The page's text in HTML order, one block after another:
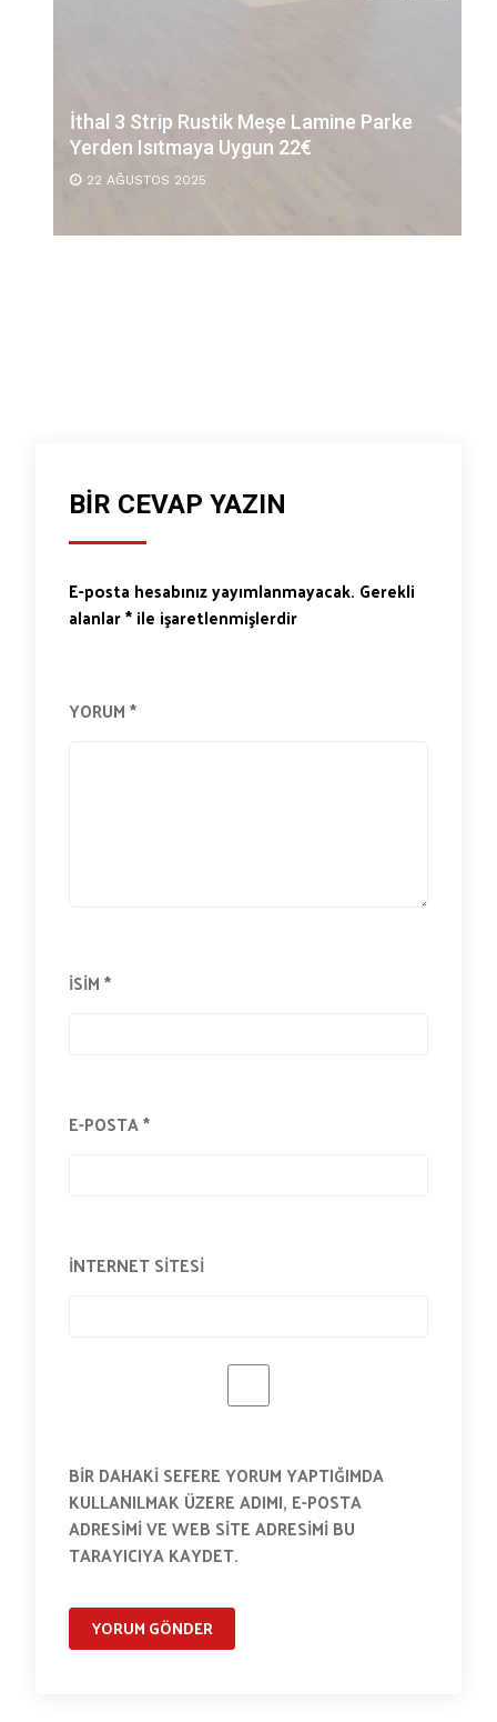
İthal 3 Strip Rustik Meşe Lamine Parke
Yerden Isıtmaya Uygun 22€
22 AĞUSTOS 2025
BIR CEVAP YAZIN
E-posta hesabınız yayımlanmayacak. Gerekli
alanlar*ile işaretlenmişlerdir
YORUM*
İSIM*
E-POSTA*
İNTERNET SITESI
BIR DAHAKI SEFERE YORUM YAPTIĞIMDA
KULLANILMAK ÜZERE ADIMI, E-POSTA
ADRESIMI VE WEB SITE ADRESIMI BU
TARAYICIYA KAYDET.